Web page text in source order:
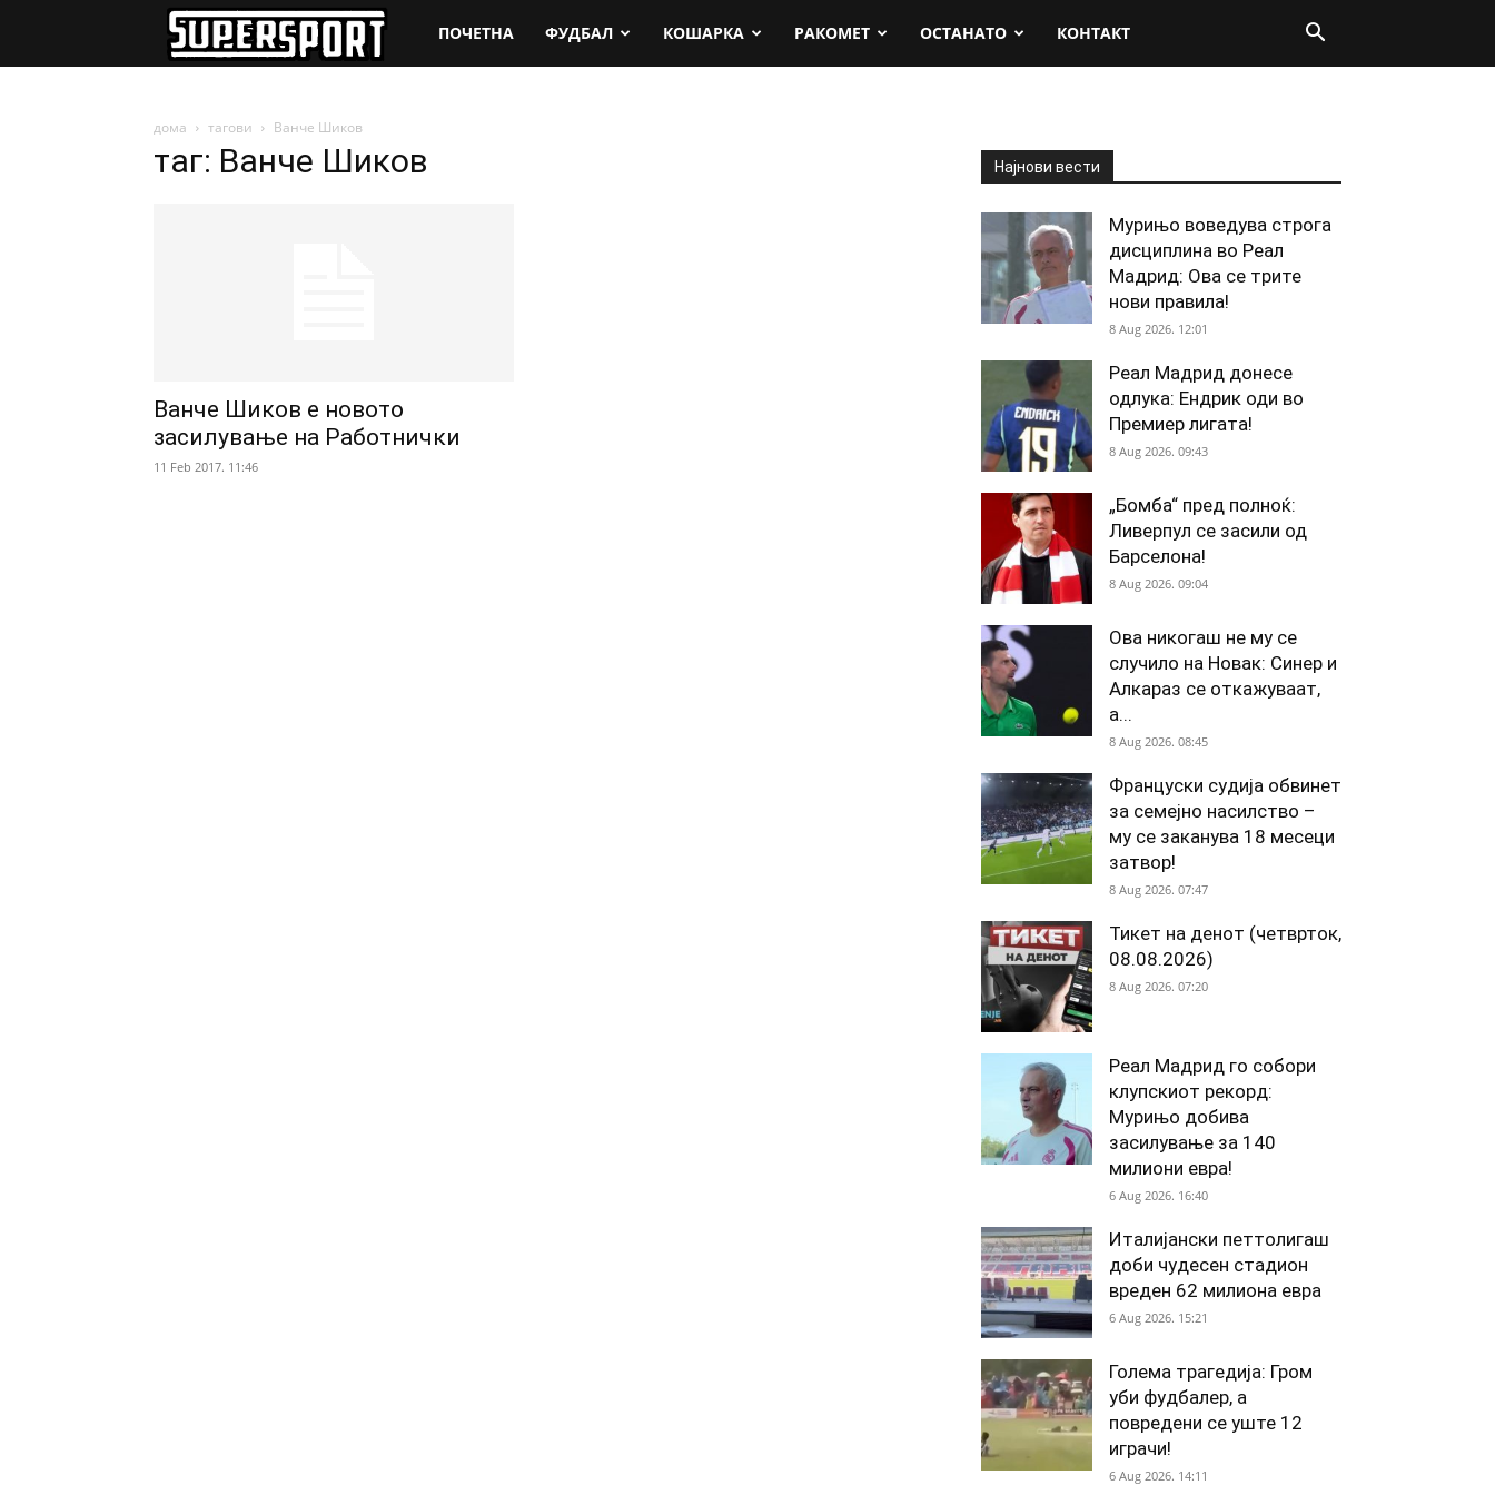
SuperSport.mk
ПОЧЕТНА ФУДБАЛ КОШАРКА РАКОМЕТ ОСТАНАТО КОНТАКТ
дома тагови Ванче Шиков
таг: Ванче Шиков
Ванче Шиков е новото
засилување на Работнички
11 Feb 2017. 11:46
Најнови вести
Мурињо воведува строга
дисциплина во Реал
Мадрид: Ова се трите
нови правила!
8 Aug 2026. 12:01
Реал Мадрид донесе
одлука: Ендрик оди во
Премиер лигата!
8 Aug 2026. 09:43
„Бомба“ пред полноќ:
Ливерпул се засили од
Барселона!
8 Aug 2026. 09:04
Ова никогаш не му се
случило на Новак: Синер и
Алкараз се откажуваат,
а...
8 Aug 2026. 08:45
Француски судија обвинет
за семејно насилство –
му се заканува 18 месеци
затвор!
8 Aug 2026. 07:47
Тикет на денот (четврток,
08.08.2026)
8 Aug 2026. 07:20
Реал Мадрид го собори
клупскиот рекорд:
Мурињо добива
засилување за 140
милиони евра!
6 Aug 2026. 16:40
Италијански петтолигаш
доби чудесен стадион
вреден 62 милиона евра
6 Aug 2026. 15:21
Голема трагедија: Гром
уби фудбалер, а
повредени се уште 12
играчи!
6 Aug 2026. 14:11